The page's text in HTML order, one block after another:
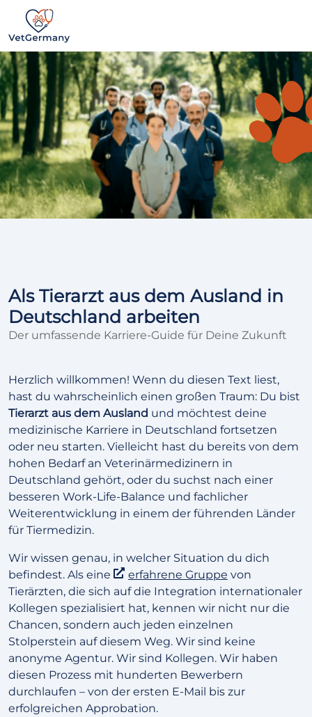
Direkt zur Hauptnavigation springen
Direkt zum Inhalt springen
Als Tierarzt aus dem Ausland in
Deutschland arbeiten
Der umfassende Karriere-Guide für Deine Zukunft
Herzlich willkommen! Wenn du diesen Text liest,
hast du wahrscheinlich einen großen Traum: Du bist
Tierarzt aus dem Ausland und möchtest deine
medizinische Karriere in Deutschland fortsetzen
oder neu starten. Vielleicht hast du bereits von dem
hohen Bedarf an Veterinärmedizinern in
Deutschland gehört, oder du suchst nach einer
besseren Work-Life-Balance und fachlicher
Weiterentwicklung in einem der führenden Länder
für Tiermedizin.
Wir wissen genau, in welcher Situation du dich
befindest. Als eine
erfahrene Gruppe von
Tierärzten, die sich auf die Integration internationaler
Kollegen spezialisiert hat, kennen wir nicht nur die
Chancen, sondern auch jeden einzelnen
Stolperstein auf diesem Weg. Wir sind keine
anonyme Agentur. Wir sind Kollegen. Wir haben
diesen Prozess mit hunderten Bewerbern
durchlaufen – von der ersten E-Mail bis zur
erfolgreichen Approbation.